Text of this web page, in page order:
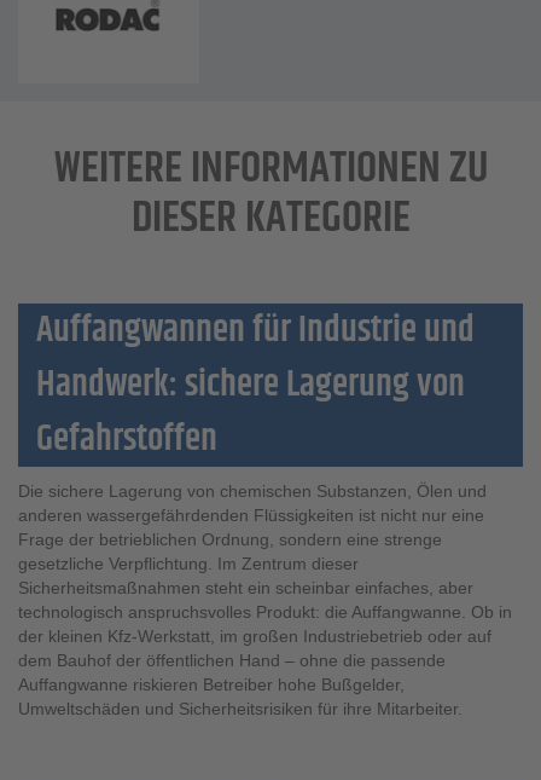
WEITERE INFORMATIONEN ZU
DIESER KATEGORIE
Auffangwannen für Industrie und
Handwerk: sichere Lagerung von
Gefahrstoffen
Die sichere Lagerung von chemischen Substanzen, Ölen und
anderen wassergefährdenden Flüssigkeiten ist nicht nur eine
Frage der betrieblichen Ordnung, sondern eine strenge
gesetzliche Verpflichtung. Im Zentrum dieser
Sicherheitsmaßnahmen steht ein scheinbar einfaches, aber
technologisch anspruchsvolles Produkt: die Auffangwanne. Ob in
der kleinen Kfz-Werkstatt, im großen Industriebetrieb oder auf
dem Bauhof der öffentlichen Hand – ohne die passende
Auffangwanne riskieren Betreiber hohe Bußgelder,
Umweltschäden und Sicherheitsrisiken für ihre Mitarbeiter.